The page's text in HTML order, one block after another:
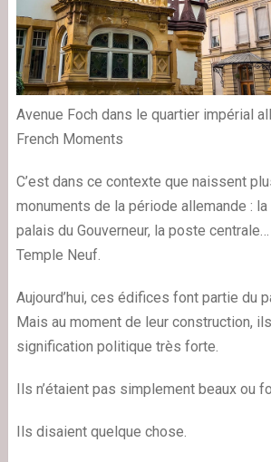
Avenue Foch dans le quartier impérial
French Moments
C’est dans ce contexte que naissent
monuments de la période allemande :
palais du Gouverneur, la poste
Temple Neuf.
Aujourd’hui, ces édifices font partie du
Mais au moment de leur construction,
signification politique très forte.
Ils n’étaient pas simplement beaux ou
Ils disaient quelque chose.